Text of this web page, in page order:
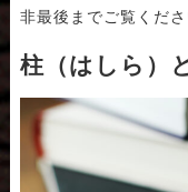
非最後までご覧くださ
柱（はしら）